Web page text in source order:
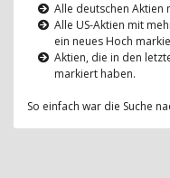
Alle deutschen Aktien
Alle US-Aktien mit
ein neues Hoch
Aktien, die in den
markiert haben.
So einfach war die Suche